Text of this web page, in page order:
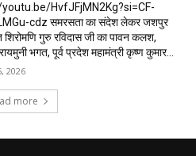
HvfJFjMN2Kg?si=CF-
cdz समरसता का संदेश लेकर जशपुर
गुरु रविदास जी का पावन कलश,
भगत, पूर्व प्रदेश महामंत्री कृष्ण कुमार...
2026
more